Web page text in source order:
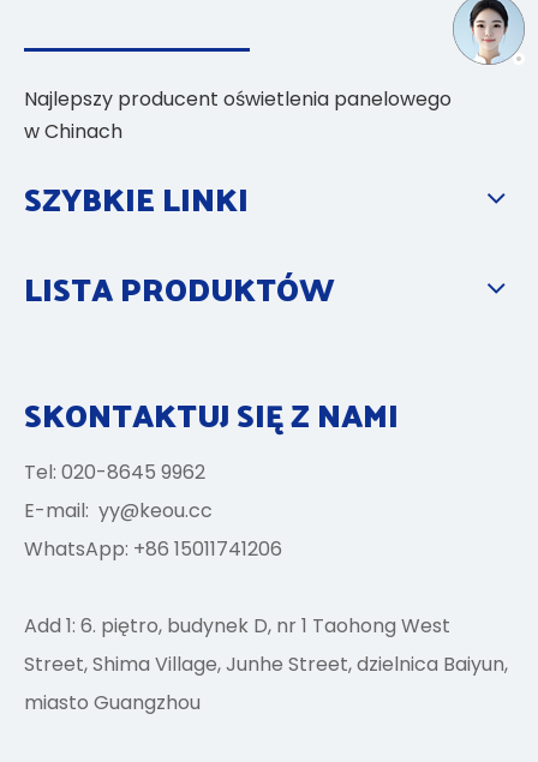
Najlepszy producent oświetlenia panelowego
w Chinach
SZYBKIE LINKI
LISTA PRODUKTÓW
SKONTAKTUJ SIĘ Z NAMI
Tel: 020-8645 9962
E-mail: yy@keou.cc
WhatsApp: +86 15011741206
Add 1: 6. piętro, budynek D, nr 1 Taohong West
Street, Shima Village, Junhe Street, dzielnica Baiyun,
miasto Guangzhou